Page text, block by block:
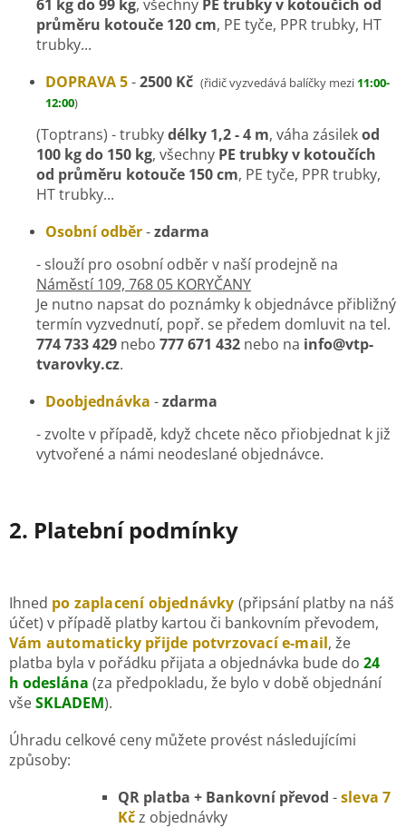
61 kg do 99 kg, všechny PE trubky v kotoučích od
průměru kotouče 120 cm, PE tyče, PPR trubky, HT
trubky...
DOPRAVA 5-2500 Kč (řidič vyzvedává balíčky mezi 11:00-
12:00)
(Toptrans) - trubkydélky 1,2 - 4 m, váha zásilekod
100 kg do 150 kg, všechny PE trubky v kotoučích
od průměru kotouče 150 cm, PE tyče, PPR trubky,
HT trubky...
Osobní odběr-zdarma
- slouží pro osobní odběr v naší prodejně na
Náměstí 109, 768 05 KORYČANY
Je nutno napsat do poznámky k objednávce přibližný
termín vyzvednutí, popř. se předem domluvit na tel.
774 733 429 nebo 777 671 432 nebo na info@vtp-
tvarovky.cz.
Doobjednávka -zdarma
-zvolte v případě, když chcete něco přiobjednat k již
vytvořené a námi neodeslané objednávce.
2. Platební podmínky
Ihned po zaplacení objednávky (připsání platby na náš
účet) v případě platby kartou či bankovním převodem,
Vám automaticky přijde potvrzovací e-mail,že
platba byla v pořádku přijata a objednávka bude do 24
h odeslána (za předpokladu, že bylo v době objednání
všeSKLADEM).
Úhradu celkové ceny můžete provést následujícími
způsoby:
QR platba + Bankovní převod -sleva 7
Kč z objednávky